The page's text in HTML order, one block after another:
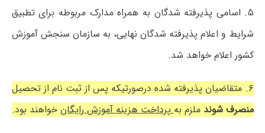
۵. اسامی پذیرفته شدگان به همراه مدارک مربوطه برای تطبیق
شرایط و اعلام پذیرفته شدگان نهایی، به سازمان سنجش آموزش
کشور اعلام خواهد شد.
۶. متقاضیان پذیرفته شده درصورتیکه پس از ثبت نام از تحصیل
منصرف شوند ملزم بهپرداخت هزینه آموزش رایگان خواهند بود.